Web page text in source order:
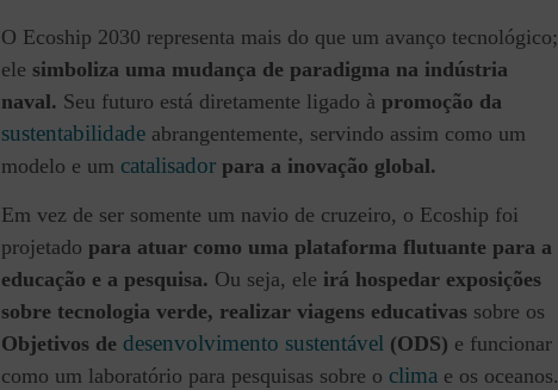
O Ecoship 2030 representa mais do que um avanço tecnológico;
ele simboliza uma mudança de paradigma na indústria
naval. Seu futuro está diretamente ligado à promoção da
sustentabilidade abrangentemente, servindo assim como um
modelo e um catalisador para a inovação global.
Em vez de ser somente um navio de cruzeiro, o Ecoship foi
projetado para atuar como uma plataforma flutuante para a
educação e a pesquisa. Ou seja, ele irá hospedar exposições
sobre tecnologia verde, realizar viagens educativas sobre os
Objetivos de desenvolvimento sustentável (ODS) e funcionar
como um laboratório para pesquisas sobre o clima e os oceanos.